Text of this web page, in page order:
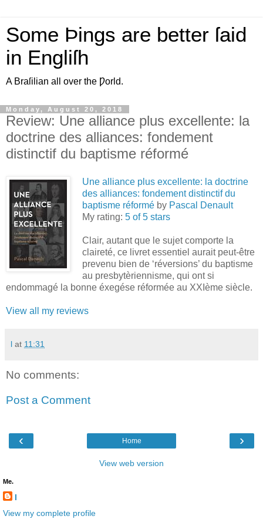
Some Þings are better ſaid
in Engliſh
A Braſilian all over the Ƿorld.
Monday, August 20, 2018
Review: Une alliance plus excellente: la
doctrine des alliances: fondement
distinctif du baptisme réformé
Une alliance plus excellente: la doctrine
des alliances: fondement distinctif du
baptisme réformé by Pascal Denault
My rating: 5 of 5 stars
Clair, autant que le sujet comporte la
claireté, ce livret essentiel aurait peut-être
prevenu bien de ‘réversions’ du baptisme
au presbytèriennisme, qui ont si
endommagé la bonne éxegése réformée au XXIème siècle.
View all my reviews
l at 11:31
No comments:
Post a Comment
‹ ›
Home
View web version
Me.
l
View my complete profile